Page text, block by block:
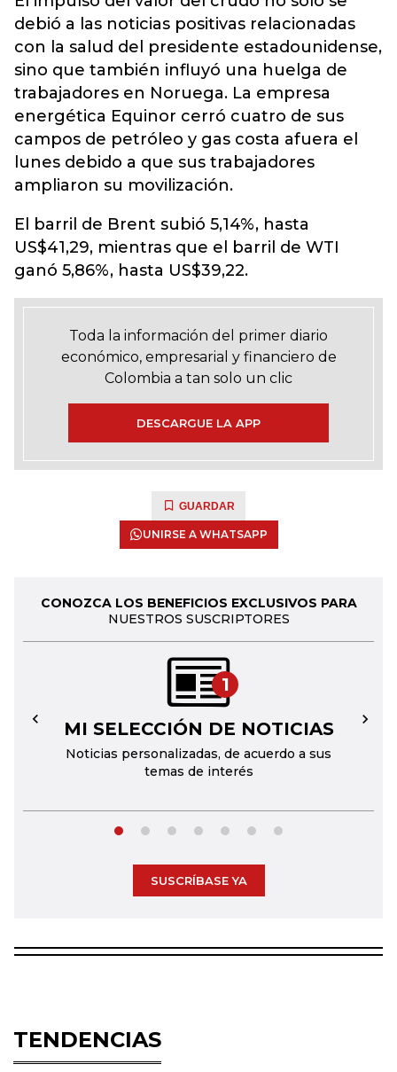
debió a las noticias positivas relacionadas
con la salud del presidente estadounidense,
sino que también influyó una huelga de
trabajadores en Noruega. La empresa
energética Equinor cerró cuatro de sus
campos de petróleo y gas costa afuera el
lunes debido a que sus trabajadores
ampliaron su movilización.
El barril de Brent subió 5,14%, hasta
US$41,29, mientras que el barril de WTI
ganó 5,86%, hasta US$39,22.
Toda la información del primer diario
económico, empresarial y financiero de
Colombia a tan solo un clic
DESCARGUE LA APP
GUARDAR
UNIRSE A WHATSAPP
CONOZCA LOS BENEFICIOS EXCLUSIVOS PARA
NUESTROS SUSCRIPTORES
1
MI SELECCIÓN DE NOTICIAS
Noticias personalizadas, de acuerdo a sus
temas de interés
← →
SUSCRÍBASE YA
TENDENCIAS